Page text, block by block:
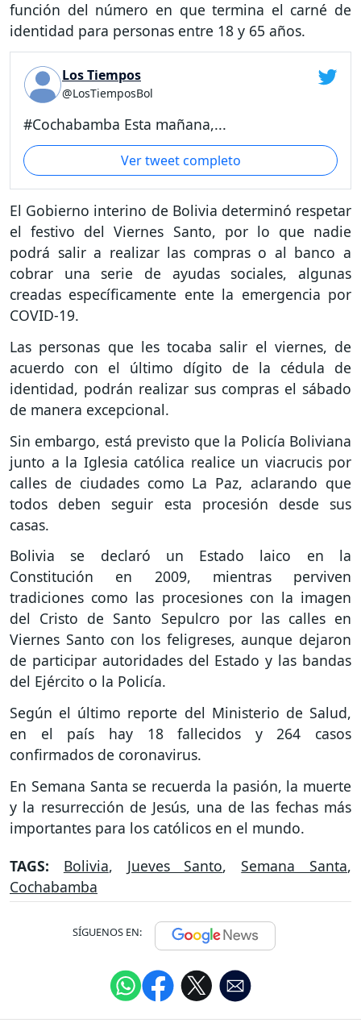
función del número en que termina el carné de
identidad para personas entre 18 y 65 años.
Los Tiempos
@LosTiemposBol
#Cochabamba Esta mañana,...
Ver tweet completo
El Gobierno interino de Bolivia determinó respetar
el festivo del Viernes Santo, por lo que nadie
podrá salir a realizar las compras o al banco a
cobrar una serie de ayudas sociales, algunas
creadas específicamente ente la emergencia por
COVID-19.
Las personas que les tocaba salir el viernes, de
acuerdo con el último dígito de la cédula de
identidad, podrán realizar sus compras el sábado
de manera excepcional.
Sin embargo, está previsto que la Policía Boliviana
junto a la Iglesia católica realice un viacrucis por
calles de ciudades como La Paz, aclarando que
todos deben seguir esta procesión desde sus
casas.
Bolivia se declaró un Estado laico en la
Constitución en 2009, mientras perviven
tradiciones como las procesiones con la imagen
del Cristo de Santo Sepulcro por las calles en
Viernes Santo con los feligreses, aunque dejaron
de participar autoridades del Estado y las bandas
del Ejército o la Policía.
Según el último reporte del Ministerio de Salud,
en el país hay 18 fallecidos y 264 casos
confirmados de coronavirus.
En Semana Santa se recuerda la pasión, la muerte
y la resurrección de Jesús, una de las fechas más
importantes para los católicos en el mundo.
TAGS: Bolivia, Jueves Santo,Semana Santa,
Cochabamba
SÍGUENOS EN: